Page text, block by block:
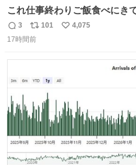
これ仕事終わりご飯食べにき
😭
返
信
3
リ
ポ
数
101
い
4,075
17時間前